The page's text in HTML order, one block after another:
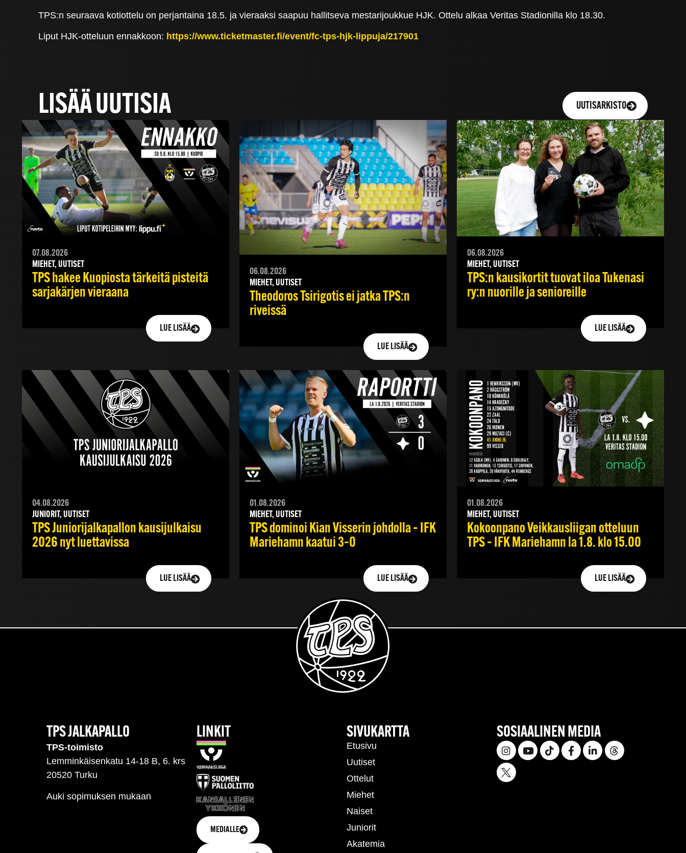
TPS:n seuraava kotiottelu on perjantaina 18.5. ja vieraaksi saapuu hallitseva mestarijoukkue HJK. Ottelu alkaa Veritas Stadionilla klo 18.30.
Liput HJK-otteluun ennakkoon: https://www.ticketmaster.fi/event/fc-tps-hjk-lippuja/217901
LISÄÄ UUTISIA UUTISARKISTO
07.08.2026
MIEHET, UUTISET
TPS hakee Kuopiosta tärkeitä pisteitä
sarjakärjen vieraana
LUE LISÄÄ
06.08.2026
MIEHET, UUTISET
Theodoros Tsirigotis ei jatka TPS:n
riveissä
LUE LISÄÄ
06.08.2026
MIEHET, UUTISET
TPS:n kausikortit tuovat iloa Tukenasi
ry:n nuorille ja senioreille
LUE LISÄÄ
04.08.2026
JUNIORIT, UUTISET
TPS Juniorijalkapallon kausijulkaisu
2026 nyt luettavissa
LUE LISÄÄ
01.08.2026
MIEHET, UUTISET
TPS dominoi Kian Visserin johdolla – IFK
Mariehamn kaatui 3–0
LUE LISÄÄ
01.08.2026
MIEHET, UUTISET
Kokoonpano Veikkausliigan otteluun
TPS – IFK Mariehamn la 1.8. klo 15.00
LUE LISÄÄ
TPS JALKAPALLO
TPS-toimisto
Lemminkäisenkatu 14-18 B, 6. krs
20520 Turku
Auki sopimuksen mukaan
LINKIT
MEDIALLE
SIVUKARTTA
Etusivu
Uutiset
Ottelut
Miehet
Naiset
Juniorit
Akatemia
SOSIAALINEN MEDIA